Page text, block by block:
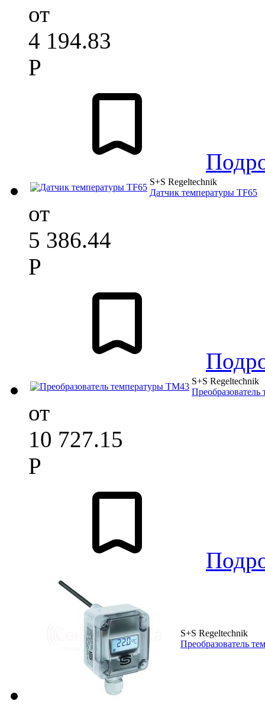
от
4 194.83
Р
S+S Regeltechnik
Датчик температуры TF65
от
5 386.44
Р
S+S Regeltechnik
от
10 727.15
Р
S+S Regeltechnik
Преобразователь